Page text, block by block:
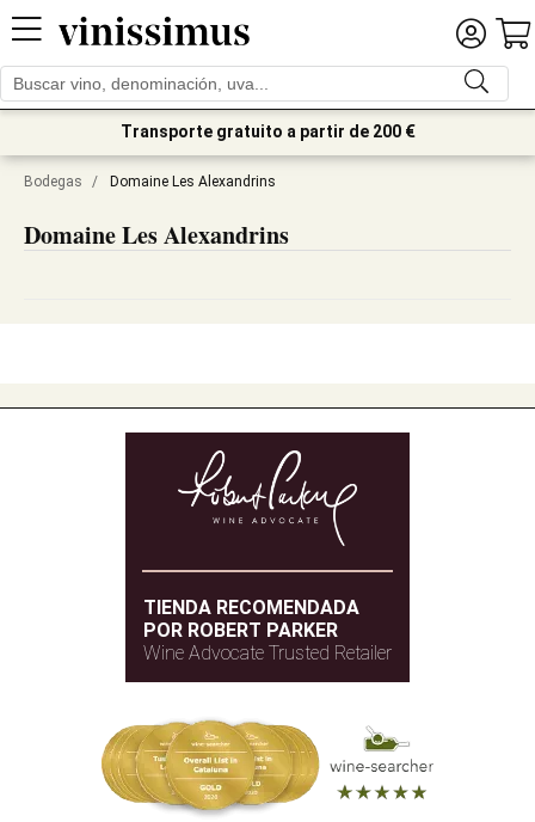
Transporte gratuito a partir de 200 €
Bodegas / Domaine Les Alexandrins
Domaine Les Alexandrins
TIENDA RECOMENDADA
POR ROBERT PARKER
Wine Advocate Trusted Retailer